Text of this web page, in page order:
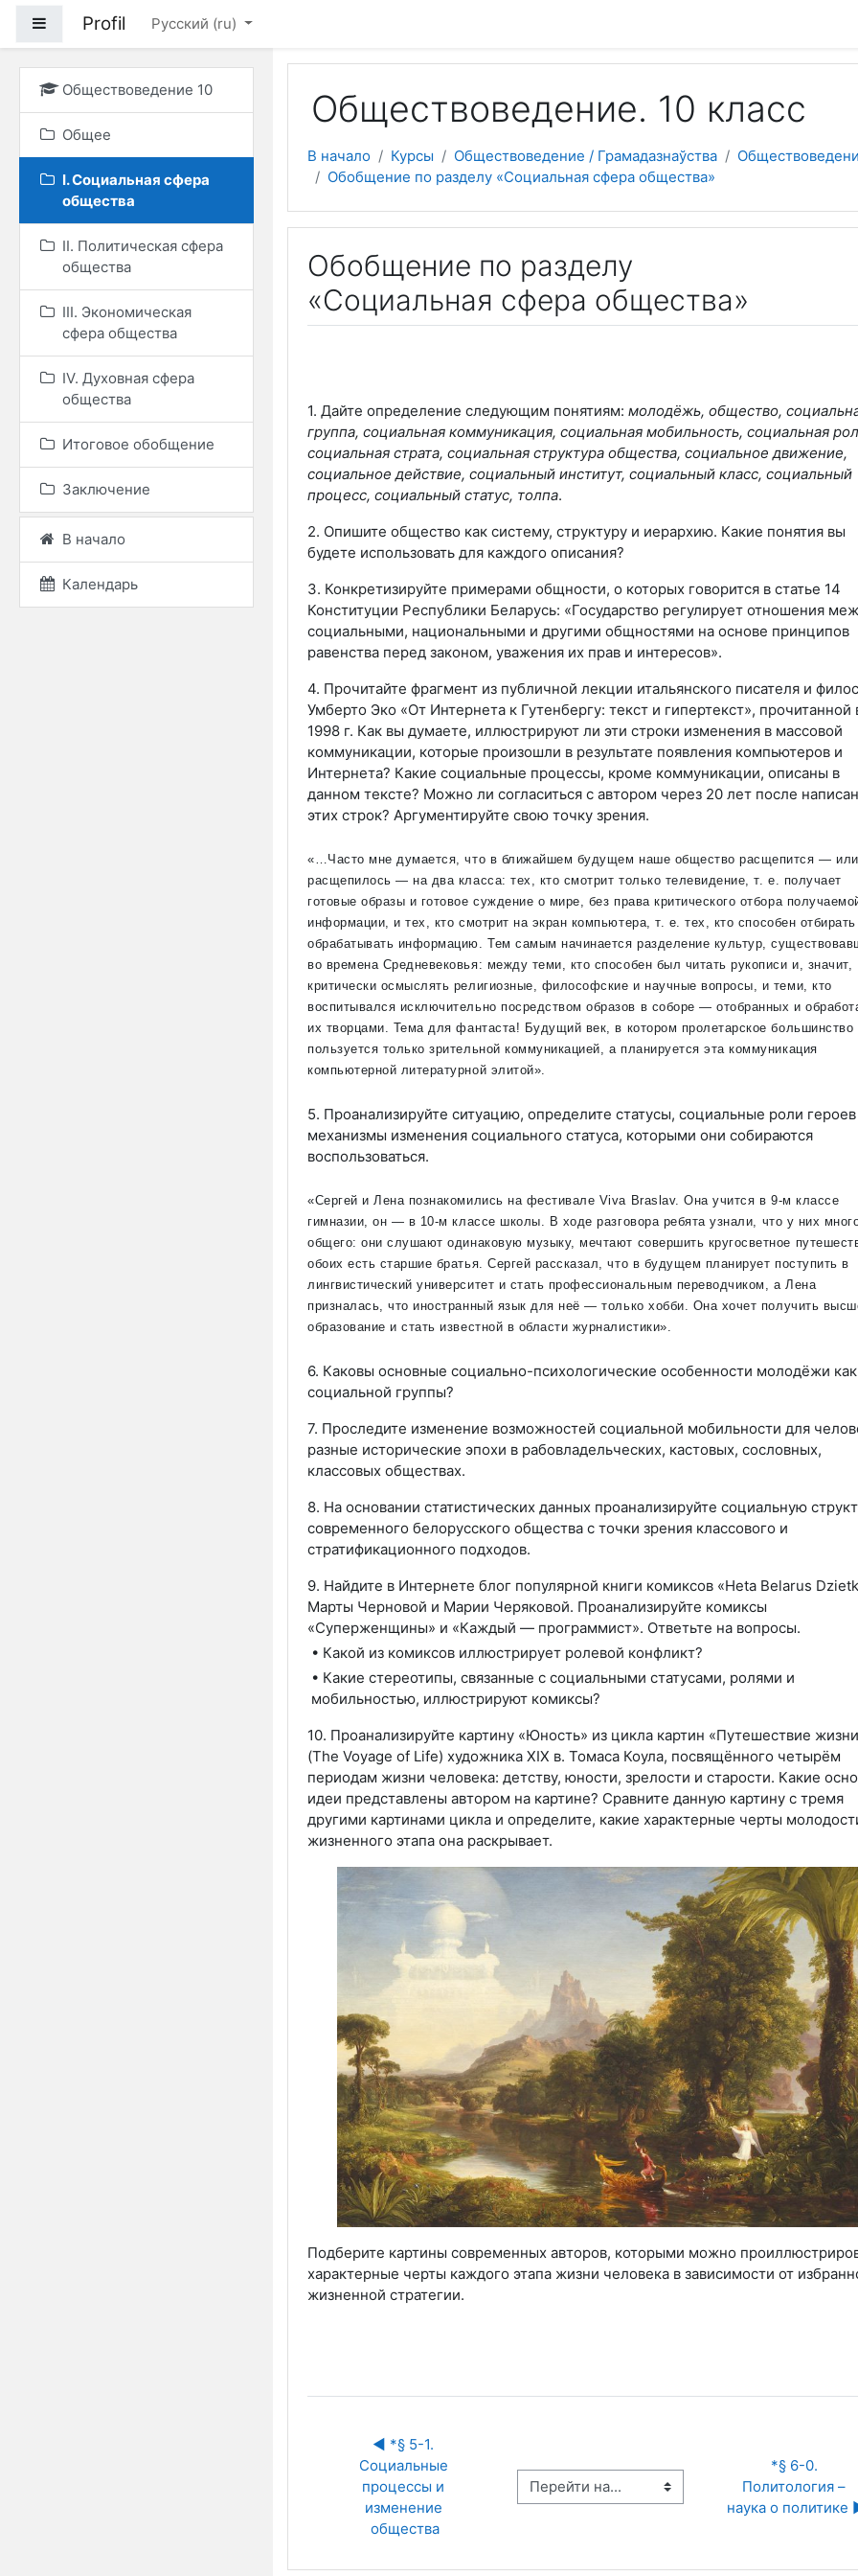
Боковая панель
Profil Русский ‎(ru)‎
Обществоведение 10
Общее
I. Социальная сфера
общества
II. Политическая сфера
общества
III. Экономическая
сфера общества
IV. Духовная сфера
общества
Итоговое обобщение
Заключение
В начало
Календарь
Обществоведение. 10 класс
В начало Курсы Обществоведение / Грамадазнаўства
Обобщение по разделу «Социальная сфера общества»
Обобщение по разделу
«Социальная сфера общества»
1. Дайте определение следующим понятиям: молодёжь, общество,
группа, социальная коммуникация, социальная мобильность, социальная
социальная страта, социальная структура общества, социальное движение,
социальное действие, социальный институт, социальный класс, социальный
процесс, социальный статус, толпа.
2. Опишите общество как систему, структуру и иерархию. Какие понятия вы
будете использовать для каждого описания?
3. Конкретизируйте примерами общности, о которых говорится в статье 14
Конституции Республики Беларусь: «Государство регулирует отношения
социальными, национальными и другими общностями на основе принципов
равенства перед законом, уважения их прав и интересов».
4. Прочитайте фрагмент из публичной лекции итальянского писателя и
Умберто Эко «От Интернета к Гутенбергу: текст и гипертекст», прочитанной
1998 г. Как вы думаете, иллюстрируют ли эти строки изменения в массовой
коммуникации, которые произошли в результате появления компьютеров и
Интернета? Какие социальные процессы, кроме коммуникации, описаны в
данном тексте? Можно ли согласиться с автором через 20 лет после
этих строк? Аргументируйте свою точку зрения.
«…Часто мне думается, что в ближайшем будущем наше общество расщепится —
расщепилось — на два класса: тех, кто смотрит только телевидение, т. е. получает
готовые образы и готовое суждение о мире, без права критического отбора
информации, и тех, кто смотрит на экран компьютера, т. е. тех, кто способен отбирать
обрабатывать информацию. Тем самым начинается разделение культур,
во времена Средневековья: между теми, кто способен был читать рукописи и, значит,
критически осмыслять религиозные, философские и научные вопросы, и теми, кто
воспитывался исключительно посредством образов в соборе — отобранных и
их творцами. Тема для фантаста! Будущий век, в котором пролетарское большинство
пользуется только зрительной коммуникацией, а планируется эта коммуникация
компьютерной литературной элитой».
5. Проанализируйте ситуацию, определите статусы, социальные роли
механизмы изменения социального статуса, которыми они собираются
воспользоваться.
«Сергей и Лена познакомились на фестивале Viva Braslav. Она учится в9-м классе
гимназии, он — в 10-м классе школы. В ходе разговора ребята узнали, что у них
общего: они слушают одинаковую музыку, мечтают совершить кругосветное
обоих есть старшие братья. Сергей рассказал, что в будущем планирует поступить в
лингвистический университет и стать профессиональным переводчиком, а Лена
призналась, что иностранный язык для неё — только хобби. Она хочет получить
образование и стать известной в области журналистики».
6. Каковы основные социально-психологические особенности молодёжи как
социальной группы?
7. Проследите изменение возможностей социальной мобильности для
разные исторические эпохи в рабовладельческих, кастовых, сословных,
классовых обществах.
8. На основании статистических данных проанализируйте социальную
современного белорусского общества с точки зрения классового и
стратификационного подходов.
9. Найдите в Интернете блог популярной книги комиксов «Heta Belarus
Марты Черновой и Марии Черяковой. Проанализируйте комиксы
«Суперженщины» и «Каждый — программист». Ответьте на вопросы.
• Какой из комиксов иллюстрирует ролевой конфликт?
• Какие стереотипы, связанные с социальными статусами, ролями и
мобильностью, иллюстрируют комиксы?
10. Проанализируйте картину «Юность» из цикла картин «Путешествие
(The Voyage of Life) художника XIX в. Томаса Коула, посвящённого четырём
периодам жизни человека: детству, юности, зрелости и старости. Какие
идеи представлены автором на картине? Сравните данную картину с тремя
другими картинами цикла и определите, какие характерные черты
жизненного этапа она раскрывает.
Подберите картины современных авторов, которыми можно
характерные черты каждого этапа жизни человека в зависимости от
жизненной стратегии.
◀︎ *§ 5-1.
Социальные
процессы и
изменение
общества
Перейти на...
*§ 6-0.
Политология –
наука о политике